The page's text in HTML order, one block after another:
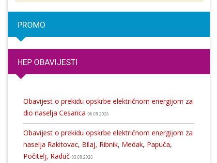
PROMO
HEP OBAVIJESTI
Obavijest o prekidu opskrbe električnom energijom za
dio naselja Cesarica 06.08.2026
Obavijest o prekidu opskrbe električnom energijom za
naselja Rakitovac, Bilaj, Ribnik, Medak, Papuča,
Počitelj, Raduč 03.08.2026